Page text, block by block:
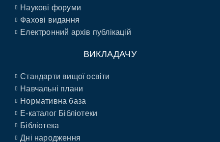
Наукові форуми
Фахові видання
Електронний архів публікацій
ВИКЛАДАЧУ
Стандарти вищої освіти
Навчальні плани
Нормативна база
E-каталог Бібліотеки
Бібліотека
Дні народження